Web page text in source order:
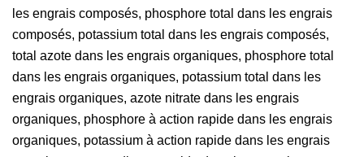
les engrais composés, phosphore total dans les engrais
composés, potassium total dans les engrais composés,
total azote dans les engrais organiques, phosphore total
dans les engrais organiques, potassium total dans les
engrais organiques, azote nitrate dans les engrais
organiques, phosphore à action rapide dans les engrais
organiques, potassium à action rapide dans les engrais